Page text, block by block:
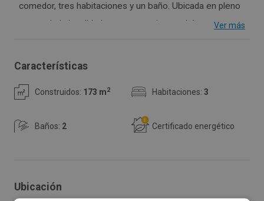
comedor, tres habitaciones y un baño. Ubicada en pleno
centro de la localidad a escasos minutos del
Ver más
Características
Construidos: 173 m2 Habitaciones: 3
Baños: 2 Certificado energético
Ubicación